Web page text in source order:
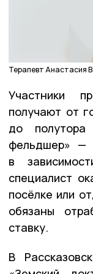
Терапевт Анастасия
Участники
получают от
до полутора
фельдшер» —
в
специалист
посёлке или
обязаны
ставку.
В